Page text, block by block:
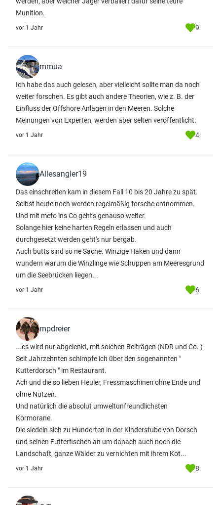
Munition.
vor 1 Jahr 9
mmua
Ich habe das auch gelesen, aber vielleicht sollte man da noch
weiter forschen. Es gibt auch andere Theorien, wie z. B. der
Einfluss der Offshore Anlagen in den Meeren. Solche
Meinungen von Experten, werden aber selten veröffentlicht.
vor 1 Jahr 4
Allesangler19
Das einschreiten kam in diesem Fall 10 bis 20 Jahre zu spät.
Selbst heute noch werden regelmäßig forsche entnommen.
Und mit mefo ins Co geht's genauso weiter.
Solange hier keine harten Regeln erlassen und auch
durchgesetzt werden geht's nur bergab.
Auch butts sind so ne Sache. Winzige Haken und dann
wundern warum die Winzlinge wie Schuppen am Meeresgrund
um die Seebrücken liegen...
vor 1 Jahr 6
mpdreier
...es wird nur abgelenkt, mit solchen Beiträgen (NDR und Co. )
Seit Jahrzehnten schimpfe ich über den sogenannten "
Kutterdorsch " im Restaurant.
Ach und die so lieben Heuler, Fressmaschinen ohne Ende und
ohne Nutzen.
Und natürlich die absolut umweltunfreundlichsten
Kormorane.
Die siedeln sich zu Hunderten in der Kinderstube von Dorsch
und seinen Futterfischen an um danach auch noch die
Landschaft, ganze Wälder zu vernichten mit ihrem Kot...
vor 1 Jahr 8